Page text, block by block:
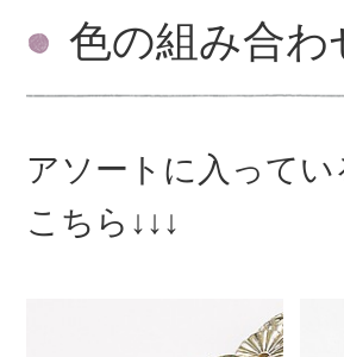
色の組み合わ
アソートに入って
こちら↓↓↓